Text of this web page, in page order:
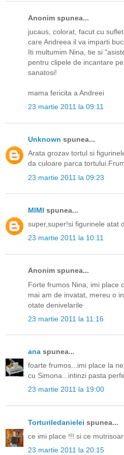
Anonim spunea...
jucaus, colorat, facut cu
care Andreea il va imparti
Iti multumim Nina, tie si
pentru clipele de incantare
sanatosi!
mama fericita a Andreei
23 martie 2011 la 09:11
Unknown spunea...
Arata grozav tortul si
da culoare parca
23 martie 2011 la 09:23
MIMI spunea...
super,super!si figurinele atat
23 martie 2011 la 10:11
Anonim spunea...
Forte frumos Nina, imi place
mai am de invatat, mereu o
otate denivelarile
23 martie 2011 la 11:16
ana spunea...
foarte frumos...imi place la
cu Simona...intinzi pasta
23 martie 2011 la 19:00
Torturiledanielei spunea...
ce imi place !!! si ce
23 martie 2011 la 20:15